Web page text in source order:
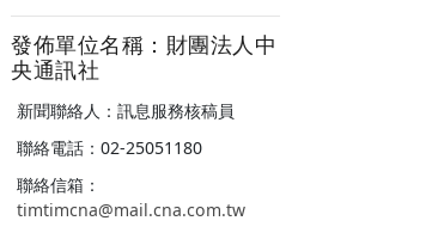
發佈單位名稱：財團法人中
央通訊社
新聞聯絡人：訊息服務核稿員
聯絡電話：02-25051180
聯絡信箱：
timtimcna@mail.cna.com.tw